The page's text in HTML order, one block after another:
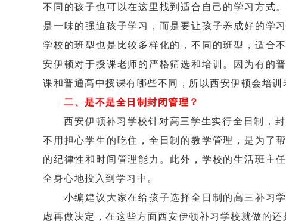
不同的孩子也可以在这里找到适合自己的学习方式
是一味的强迫孩子学习，而是要让孩子养成好的学
学校的班型也是比较多样化的，不同的班型，适合
安伊顿对于授课老师的严格筛选和培训。因为有的
课和普通高中授课有哪些不同，所以西安伊顿会培
二、是不是全日制封闭管理？
西安伊顿补习学校针对高三学生实行全日制，封
不用担心学生的吃住，全日制的教学管理，是为了
的纪律性和时间管理能力。此外，学校的生活班主
全身心地投入到学习中。
小编建议大家在给孩子选择全日制的高三补习学
虑再做决定，在这些方面西安伊顿补习学校就做的还